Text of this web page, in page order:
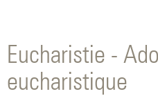
Eucharistie -
eucharistique